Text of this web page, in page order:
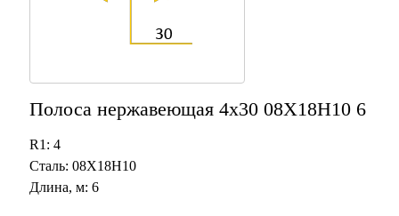
Полоса нержавеющая 4х30 08Х18Н10 6
R1: 4
Сталь: 08Х18Н10
Длина, м: 6